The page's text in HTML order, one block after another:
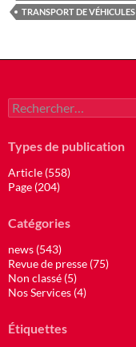
TRANSPORT DE VÉHICULES
Rechercher :
Types de publication
Article (558)
Page (204)
Catégories
news (543)
Revue de presse (75)
Non classé (5)
Nos Services (4)
Étiquettes